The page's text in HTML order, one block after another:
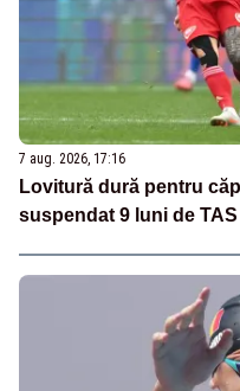
7 aug. 2026, 17:16
Lovitură dură pentru
suspendat 9 luni de